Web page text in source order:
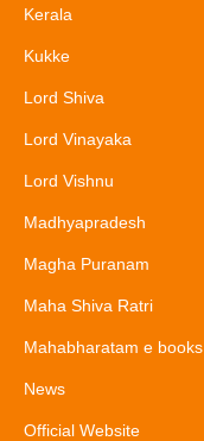
Kerala
Kukke
Lord Shiva
Lord Vinayaka
Lord Vishnu
Madhyapradesh
Magha Puranam
Maha Shiva Ratri
Mahabharatam e books
News
Official Website